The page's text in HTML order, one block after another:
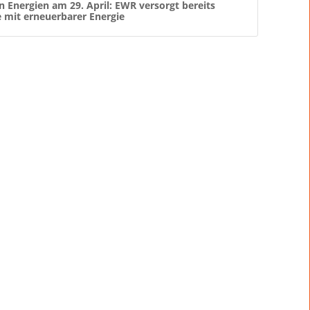
Energien am 29. April: EWR versorgt bereits
mit erneuerbarer Energie